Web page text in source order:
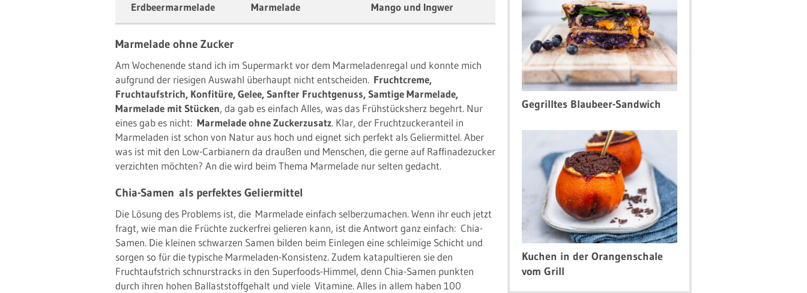
Erdbeermarmelade
Marmelade
Mango und Ingwer
Marmelade ohne Zucker
Am Wochenende stand ich im Supermarkt vor dem Marmeladenregal und konnte mich
aufgrund der riesigen Auswahl überhaupt nicht entscheiden. Fruchtcreme,
Fruchtaufstrich, Konfitüre, Gelee, Sanfter Fruchtgenuss, Samtige Marmelade,
Marmelade mit Stücken, da gab es einfach Alles, was das Frühstücksherz begehrt. Nur
eines gab es nicht: Marmelade ohne Zuckerzusatz. Klar, der Fruchtzuckeranteil in
Marmeladen ist schon von Natur aus hoch und eignet sich perfekt als Geliermittel. Aber
was ist mit den Low-Carbianern da draußen und Menschen, die gerne auf Raffinadezucker
verzichten möchten? An die wird beim Thema Marmelade nur selten gedacht.
Chia-Samen als perfektes Geliermittel
Die Lösung des Problems ist, die Marmelade einfach selberzumachen. Wenn ihr euch jetzt
fragt, wie man die Früchte zuckerfrei gelieren kann, ist die Antwort ganz einfach: Chia-
Samen. Die kleinen schwarzen Samen bilden beim Einlegen eine schleimige Schicht und
sorgen so für die typische Marmeladen-Konsistenz. Zudem katapultieren sie den
Fruchtaufstrich schnurstracks in den Superfoods-Himmel, denn Chia-Samen punkten
durch ihren hohen Ballaststoffgehalt und viele Vitamine. Alles in allem haben 100
Gegrilltes Blaubeer-Sandwich
Kuchen in der Orangenschale
vom Grill